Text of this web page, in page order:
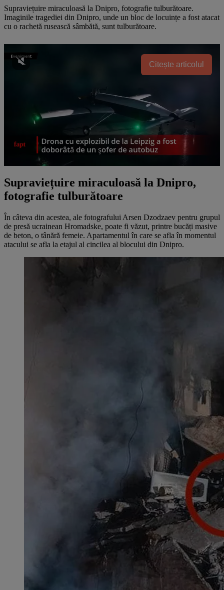
Supraviețuire miraculoasă la Dnipro, fotografie tulburătoare.
Imaginile tragediei din Dnipro, unde un bloc de locuințe a fost atacat
cu o rachetă rusească sâmbătă, sunt tulburătoare.
Citește articolul
Supraviețuire miraculoasă la Dnipro,
fotografie tulburătoare
În câteva din acestea, ale fotografului Arsen Dzodzaev pentru grupul
de presă ucrainean Hromadske, poate fi văzut, printre bucăți masive
de beton, o tânără femeie. Apartamentul în care se afla în momentul
atacului se afla la etajul al cincilea al blocului din Dnipro.